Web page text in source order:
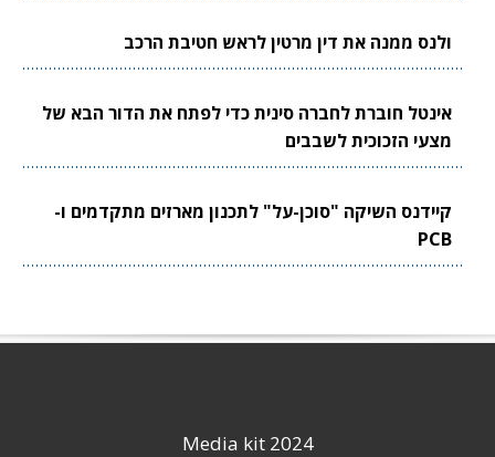
ולנס ממנה את דין מרטין לראש חטיבת הרכב
אינטל חוברת לחברה סינית כדי לפתח את הדור הבא של
מצעי הזכוכית לשבבים
קיידנס השיקה "סוכן-על" לתכנון מארזים מתקדמים ו-
PCB
Media kit 2024